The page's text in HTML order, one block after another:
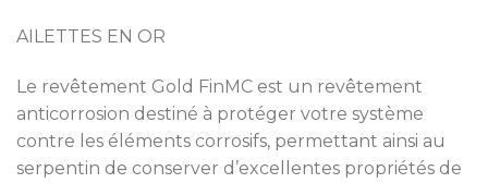
AILETTES EN OR
Le revêtement Gold FinMC est un revêtement
anticorrosion destiné à protéger votre système
contre les éléments corrosifs, permettant ainsi au
serpentin de conserver d’excellentes propriétés de